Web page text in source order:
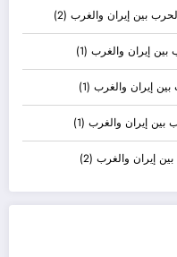
بين إيران والغرب (2)
إيران والغرب (1)
إيران والغرب (1)
بين إيران والغرب (1)
إيران والغرب (2)